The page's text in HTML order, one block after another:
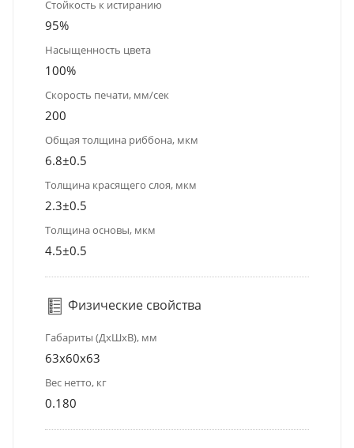
Стойкость к истиранию
95%
Насыщенность цвета
100%
Скорость печати, мм/сек
200
Общая толщина риббона, мкм
6.8±0.5
Толщина красящего слоя, мкм
2.3±0.5
Толщина основы, мкм
4.5±0.5
Физические свойства
Габариты (ДхШхВ), мм
63x60x63
Вес нетто, кг
0.180